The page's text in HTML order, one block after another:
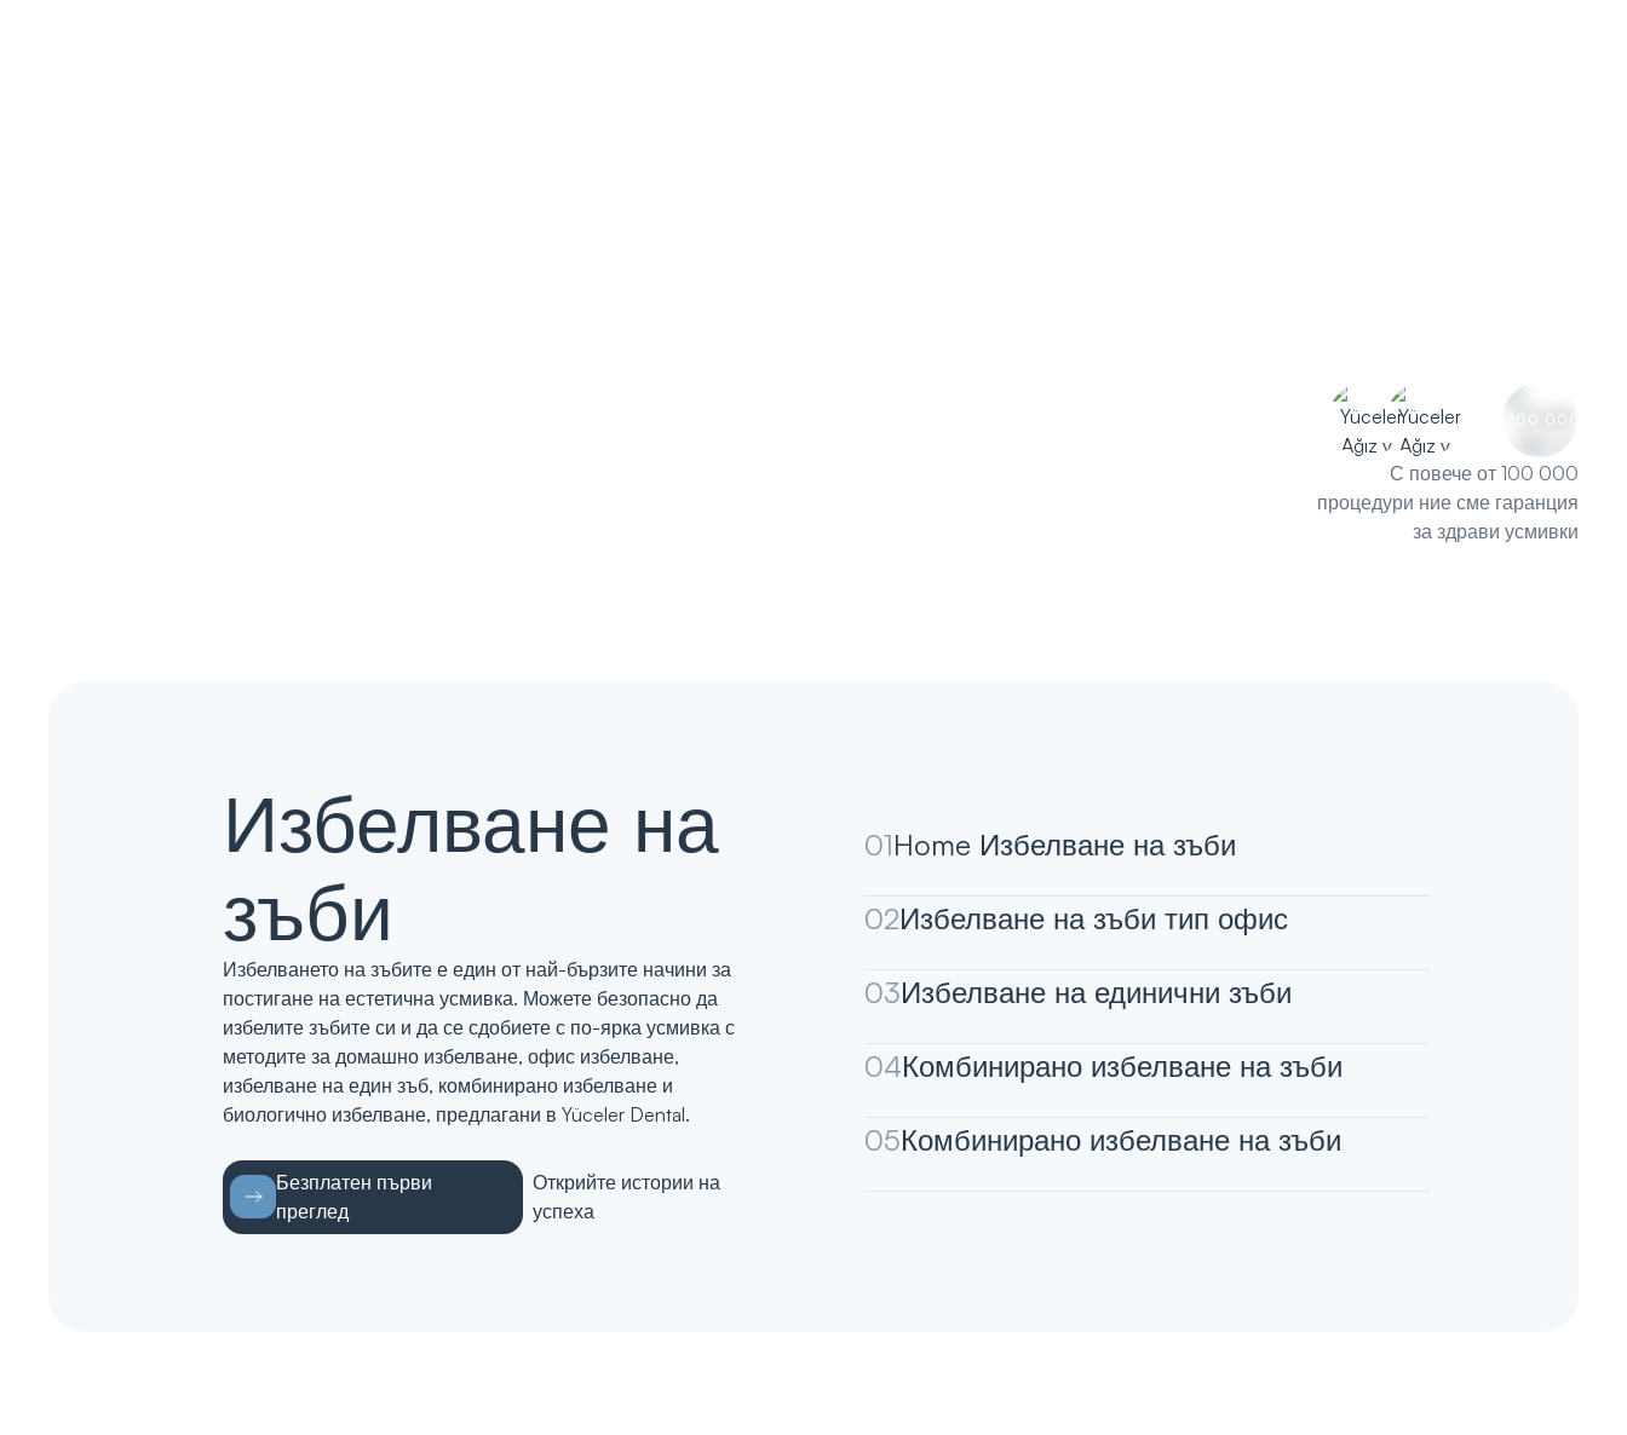
+100.000
С повече от 100 000
процедури ние сме гаранция
за здрави усмивки
Избелване на
зъби
Избелването на зъбите е един от най-бързите начини за
постигане на естетична усмивка. Можете безопасно да
избелите зъбите си и да се сдобиете с по-ярка усмивка с
методите за домашно избелване, офис избелване,
избелване на един зъб, комбинирано избелване и
биологично избелване, предлагани в Yüceler Dental.
Безплатен първи
преглед
Открийте истории на
успеха
01Home Избелване на зъби
02Избелване на зъби тип офис
03Избелване на единични зъби
04Комбинирано избелване на зъби
05Комбинирано избелване на зъби